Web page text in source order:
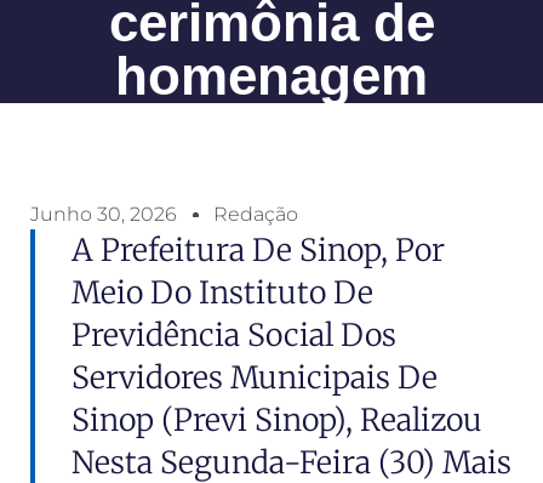
cerimônia de
homenagem
Junho 30, 2026 Redação
A Prefeitura De Sinop, Por
Meio Do Instituto De
Previdência Social Dos
Servidores Municipais De
Sinop (Previ Sinop), Realizou
Nesta Segunda-Feira (30) Mais